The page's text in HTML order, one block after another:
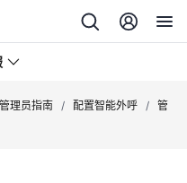
理员指南 / 配置智能外呼 / 管